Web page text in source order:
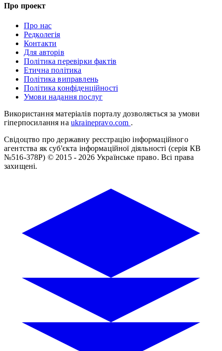
Про проект
Про нас
Редколегія
Контакти
Для авторів
Політика перевірки фактів
Етична політика
Політика виправлень
Політика конфіденційності
Умови надання послуг
Використання матеріалів порталу дозволяється за умови
гіперпосилання на ukrainepravo.com .
Свідоцтво про державну реєстрацію інформаційного
агентства як суб'єкта інформаційної діяльності (серія КВ
№516-378Р) © 2015 - 2026 Українське право. Всі права
захищені.